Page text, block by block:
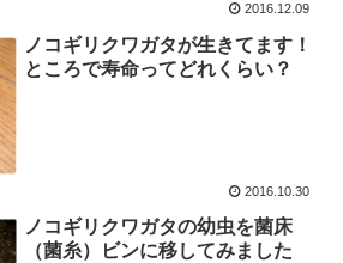
2016.12.09
ノコギリクワガタが生きてます！
ところで寿命ってどれくらい？
2016.10.30
ノコギリクワガタの幼虫を菌床
（菌糸）ビンに移してみました